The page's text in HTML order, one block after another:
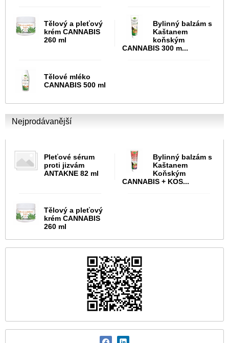
Tělový a pleťový
krém CANNABIS
260 ml
Bylinný balzám s
Kaštanem
koňským
CANNABIS 300 m...
Tělové mléko
CANNABIS 500 ml
Nejprodávanější
Pleťové sérum
proti jizvám
ANTAKNE 82 ml
Bylinný balzám s
Kaštanem
Koňským
CANNABIS + KOS...
Tělový a pleťový
krém CANNABIS
260 ml